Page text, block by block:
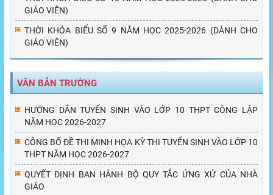
GIÁO VIÊN)
THỜI KHÓA BIỂU SỐ 9 NĂM HỌC 2025-2026 (DÀNH CHO
GIÁO VIÊN)
VĂN BẢN TRƯỜNG
HƯỚNG DẪN TUYỂN SINH VÀO LỚP 10 THPT CÔNG LẬP
NĂM HỌC 2026-2027
CÔNG BỐ ĐỀ THI MINH HỌA KỲ THI TUYỂN SINH VÀO LỚP 10
THPT NĂM HỌC 2026-2027
QUYẾT ĐỊNH BAN HÀNH BỘ QUY TẮC ỨNG XỬ CỦA NHÀ
GIÁO